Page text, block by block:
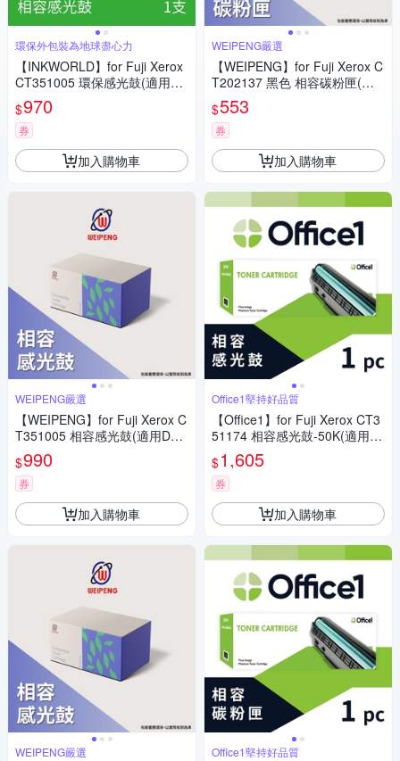
環保外包裝為地球盡心力
【INKWORLD】for Fuji Xerox
CT351005 環保感光鼓(適用Do
cuPrint P115b/P115W/M115b/
M115W/M115fs/M115Z)
$970
券
加入購物車
WEIPENG嚴選
【WEIPENG】for Fuji Xerox C
T351005 相容感光鼓(適用Doc
uPrint P115b/P115W/M115b/
M115W/M115fs/M115Z)
$990
券
加入購物車
WEIPENG嚴選
WEIPENG嚴選
【WEIPENG】for Fuji Xerox C
T202137 黑色 相容碳粉匣(適
用DocuPrint P115b/P115W/M
115b/M115W/M115fs/M115Z)
$553
券
加入購物車
Office1堅持好品質
【Office1】for Fuji Xerox CT3
51174 相容感光鼓-50K(適用D
ocuPrint P375d/P375dw/M375
z)
$1,605
券
加入購物車
Office1堅持好品質